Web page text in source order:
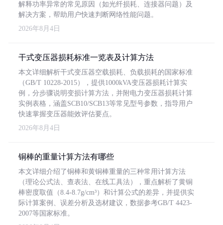
解释功率异常的常见原因（如光纤损耗、连接器问题）及
解决方案，帮助用户快速判断网络性能问题。
2026年8月4日
干式变压器损耗标准一览表及计算方法
本文详细解析干式变压器空载损耗、负载损耗的国家标准
（GB/T 10228-2015），提供1000kVA变压器损耗计算实
例，分步骤说明变损计算方法，并附电力变压器损耗计算
实例表格，涵盖SCB10/SCB13等常见型号参数，指导用户
快速掌握变压器能效评估要点。
2026年8月4日
铜棒的重量计算方法有哪些
本文详细介绍了铜棒和黄铜棒重量的三种常用计算方法
（理论公式法、查表法、在线工具法），重点解析了黄铜
棒密度取值（8.4-8.7g/cm³）和计算公式的差异，并提供实
际计算案例、误差分析及选材建议，数据参考GB/T 4423-
2007等国家标准。